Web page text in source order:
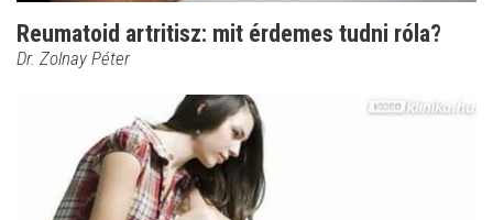
Reumatoid artritisz: mit érdemes tudni róla?
Dr. Zolnay Péter